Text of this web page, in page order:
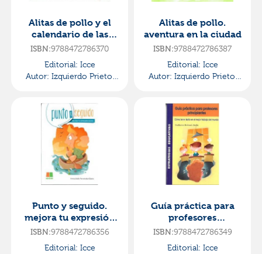
Alitas de pollo y el
calendario de las
emociones
ISBN:9788472786370
Editorial: Icce
Autor: Izquierdo Prieto,
Alitas de pollo.
aventura en la ciudad
ISBN:9788472786387
Editorial: Icce
Autor: Izquierdo Prieto,
Punto y seguido.
mejora tu expresión
escrita (bachillerato)
ISBN:9788472786356
Editorial: Icce
Guía práctica para
profesores
principiantes
ISBN:9788472786349
Editorial: Icce